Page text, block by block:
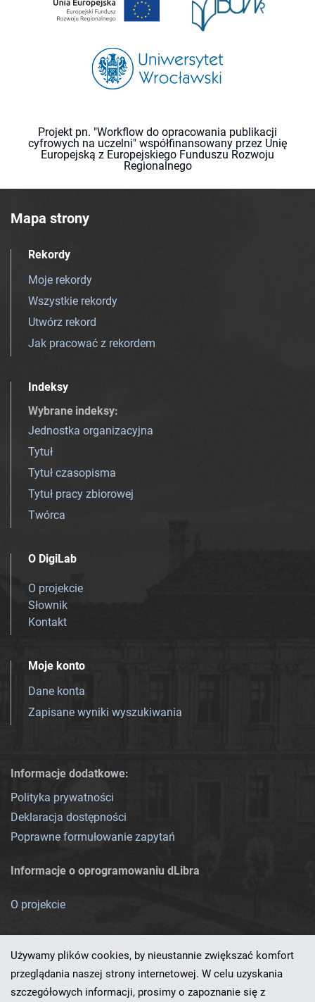
Projekt pn. "Workflow do opracowania publikacji
cyfrowych na uczelni" współfinansowany przez Unię
Europejską z Europejskiego Funduszu Rozwoju
Regionalnego
Mapa strony
Rekordy
Moje rekordy
Wszystkie rekordy
Utwórz rekord
Jak pracować z rekordem
Indeksy
Wybrane indeksy:
Jednostka organizacyjna
Tytuł
Tytuł czasopisma
Tytuł pracy zbiorowej
Twórca
O DigiLab
O projekcie
Słownik
Kontakt
Moje konto
Dane konta
Zapisane wyniki wyszukiwania
Informacje dodatkowe:
Polityka prywatności
Deklaracja dostępności
Poprawne formułowanie zapytań
Informacje o oprogramowaniu dLibra
O projekcie
Używamy plików cookies, by nieustannie zwiększać komfort
przeglądania naszej strony internetowej. W celu uzyskania
szczegółowych informacji, prosimy o zapoznanie się z